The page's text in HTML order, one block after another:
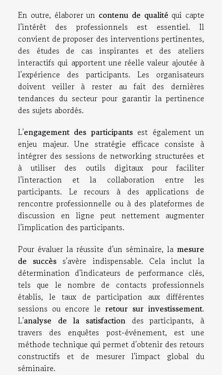
En outre, élaborer un contenu de qualité qui capte
l'intérêt des professionnels est essentiel. Il
convient de proposer des interventions pertinentes,
des études de cas inspirantes et des ateliers
interactifs qui apportent une réelle valeur ajoutée à
l'expérience des participants. Les organisateurs
doivent veiller à rester au fait des dernières
tendances du secteur pour garantir la pertinence
des sujets abordés.
L'engagement des participantsest également un
enjeu majeur. Une stratégie efficace consiste à
intégrer des sessions de networking structurées et
à utiliser des outils digitaux pour faciliter
l'interaction et la collaboration entre les
participants. Le recours à des applications de
rencontre professionnelle ou à des plateformes de
discussion en ligne peut nettement augmenter
l'implication des participants.
Pour évaluer la réussite d'un séminaire, la mesure
de succès s'avère indispensable. Cela inclut la
détermination d'indicateurs de performance clés,
tels que le nombre de contacts professionnels
établis, le taux de participation aux différentes
sessions ou encore le retour sur investissement.
L'analyse de la satisfaction des participants, à
travers des enquêtes post-événement, est une
méthode technique qui permet d'obtenir des retours
constructifs et de mesurer l'impact global du
séminaire.